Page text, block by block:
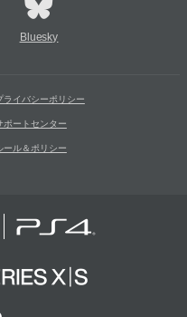
Bluesky
ライバシーポリシー
ポートセンター
ール＆ポリシー